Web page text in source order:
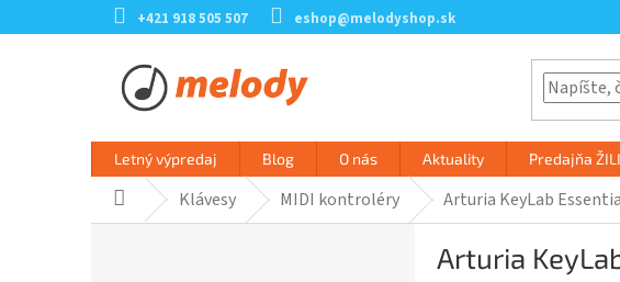
na
+421 918 505 507 eshop@melodyshop.sk
Letný výpredaj Blog O nás Aktuality Predajňa
DomovKlávesy MIDI kontroléry Arturia KeyLab
Arturia